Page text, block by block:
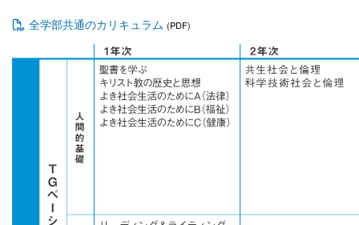
全学部共通のカリキュラム (PDF)